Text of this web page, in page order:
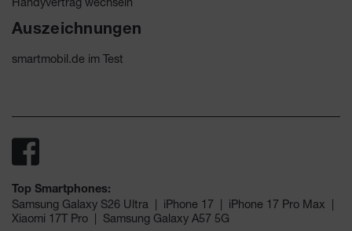
Auszeichnungen
smartmobil.de im Test
Top Smartphones:
Samsung Galaxy S26 Ultra iPhone 17 iPhone 17 Pro Max
Xiaomi 17T Pro
Samsung Galaxy A57 5G